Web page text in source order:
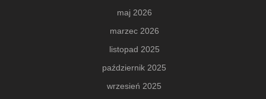
maj 2026
marzec 2026
listopad 2025
październik 2025
wrzesień 2025